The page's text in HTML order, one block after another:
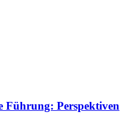
Führung: Perspektiven